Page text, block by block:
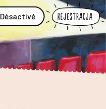
Désactivé Rejestracja